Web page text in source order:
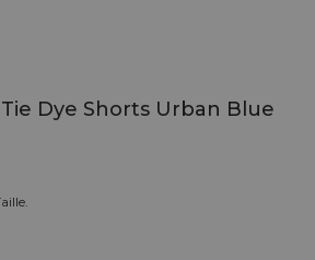
Dye Shorts Urban Blue